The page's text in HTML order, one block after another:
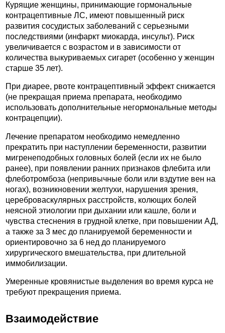
Курящие женщины, принимающие гормональные
контрацептивные ЛС, имеют повышенный риск
развития сосудистых заболеваний с серьезными
последствиями (инфаркт миокарда, инсульт). Риск
увеличивается с возрастом и в зависимости от
количества выкуриваемых сигарет (особенно у женщин
старше 35 лет).
При диарее, рвоте контрацептивный эффект снижается
(не прекращая приема препарата, необходимо
использовать дополнительные негормональные методы
контрацепции).
Лечение препаратом необходимо немедленно
прекратить при наступлении беременности, развитии
мигренеподобных головных болей (если их не было
ранее), при появлении ранних признаков флебита или
флеботромбоза (непривычные боли или вздутие вен на
ногах), возникновении желтухи, нарушения зрения,
цереброваскулярных расстройств, колющих болей
неясной этиологии при дыхании или кашле, боли и
чувства стеснения в грудной клетке, при повышении АД,
а также за 3 мес до планируемой беременности и
ориентировочно за 6 нед до планируемого
хирургического вмешательства, при длительной
иммобилизации.
Умеренные кровянистые выделения во время курса не
требуют прекращения приема.
Взаимодействие